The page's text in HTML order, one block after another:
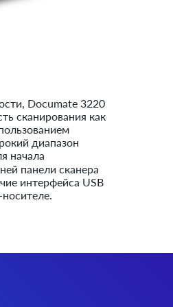
Documate 3220
сканирования как
диапазон
начала
панели сканера
интерфейса USB